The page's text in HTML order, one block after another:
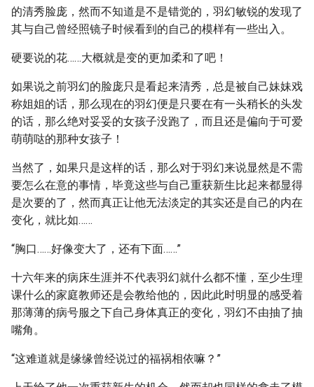
的清秀脸庞，然而不知道是不是错觉的，羽幻敏锐的发现了
其与自己曾经照镜子时候看到的自己的模样有一些出入。
硬要说的花……大概就是变的更加柔和了吧！
如果说之前羽幻的脸庞只是看起来清秀，总是被自己妹妹戏
称姐姐的话，那么现在的羽幻便是只要在有一头稍长的头发
的话，那么绝对妥妥的女孩子没跑了，而且还是偏向于可爱
萌萌哒的那种女孩子！
当然了，如果只是这样的话，那么对于羽幻来说显然是不需
要怎么在意的事情，毕竟这些与自己重获新生比起来都显得
是次要的了，然而真正让他无法淡定的其实还是自己的内在
变化，就比如……
“胸口……好像变大了，还有下面……”
十六年来的病床生涯并不代表羽幻就什么都不懂，至少生理
课什么的家庭教师还是会教给他的，因此此时明显的感受着
那薄薄的病号服之下自己身体真正的变化，羽幻不由抽了抽
嘴角。
“这难道就是缘缘曾经说过的福祸相依嘛？”